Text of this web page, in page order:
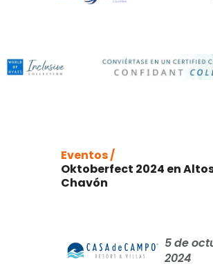
Eventos /
Oktoberfect 2024 en
Chavón
5 de
2024